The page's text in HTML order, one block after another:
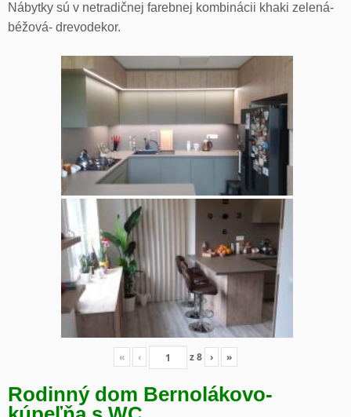
Nábytky sú v netradičnej farebnej kombinácii khaki zelená-
béžová- drevodekor.
« ‹ z8 › »
Rodinný dom Bernolákovo-